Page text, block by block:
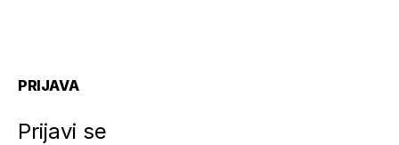
PRIJAVA
Prijavi se